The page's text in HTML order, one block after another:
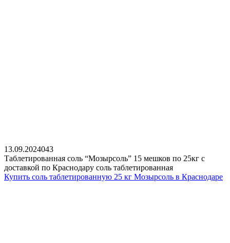
13.09.2024043
Таблетированная соль “Мозырсоль” 15 мешков по 25кг с
доставкой по Краснодару соль таблетированная
Купить соль таблетированную 25 кг Мозырсоль в Краснодаре